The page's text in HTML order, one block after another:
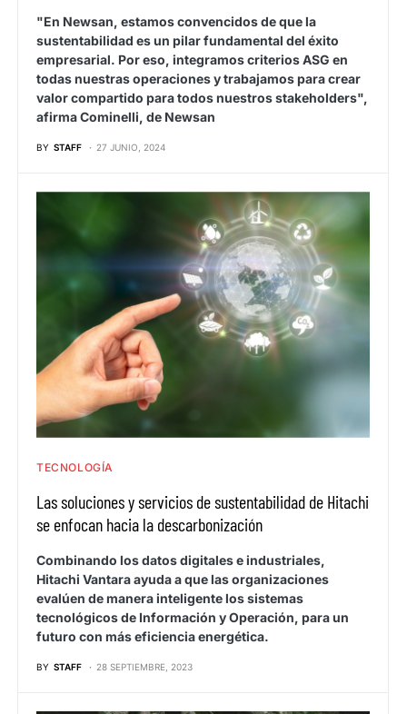
"En Newsan, estamos convencidos de que la
sustentabilidad es un pilar fundamental del éxito
empresarial. Por eso, integramos criterios ASG en
todas nuestras operaciones y trabajamos para crear
valor compartido para todos nuestros stakeholders",
afirma Cominelli, de Newsan
BY STAFF 27 JUNIO, 2024
TECNOLOGÍA
Las soluciones y servicios de sustentabilidad de Hitachi
se enfocan hacia la descarbonización
Combinando los datos digitales e industriales,
Hitachi Vantara ayuda a que las organizaciones
evalúen de manera inteligente los sistemas
tecnológicos de Información y Operación, para un
futuro con más eficiencia energética.
BY STAFF 28 SEPTIEMBRE, 2023